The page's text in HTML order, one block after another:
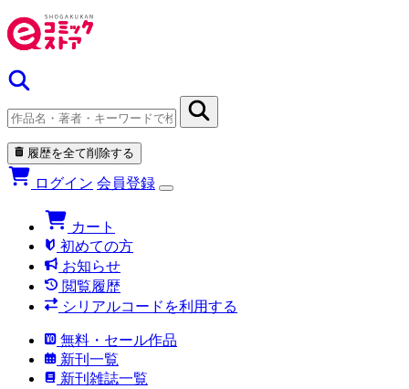
履歴を全て削除する
ログイン 会員登録
カート
初めての方
お知らせ
閲覧履歴
シリアルコードを利用する
無料・セール作品
新刊一覧
新刊雑誌一覧